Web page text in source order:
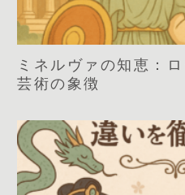
ミネルヴァの知恵：
芸術の象徴